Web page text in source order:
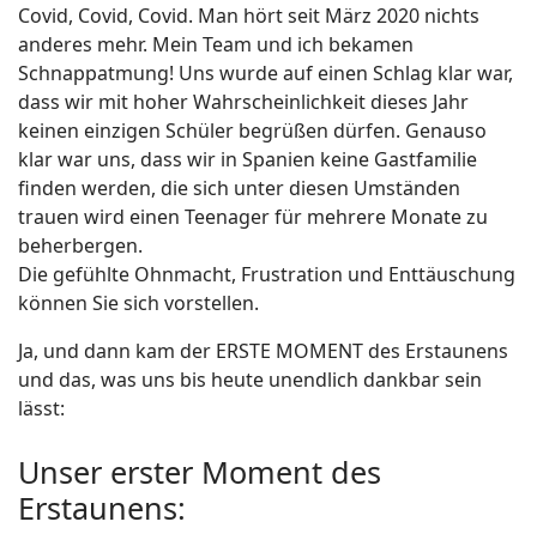
Covid, Covid, Covid. Man hört seit März 2020 nichts
anderes mehr. Mein Team und ich bekamen
Schnappatmung! Uns wurde auf einen Schlag klar war,
dass wir mit hoher Wahrscheinlichkeit dieses Jahr
keinen einzigen Schüler begrüßen dürfen. Genauso
klar war uns, dass wir in Spanien keine Gastfamilie
finden werden, die sich unter diesen Umständen
trauen wird einen Teenager für mehrere Monate zu
beherbergen.
Die gefühlte Ohnmacht, Frustration und Enttäuschung
können Sie sich vorstellen.
Ja, und dann kam der ERSTE MOMENT des Erstaunens
und das, was uns bis heute unendlich dankbar sein
lässt:
Unser erster Moment des
Erstaunens: